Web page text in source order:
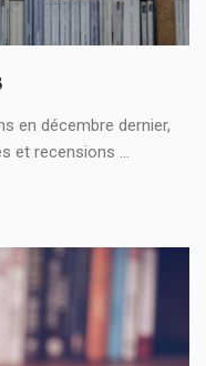
en décembre dernier,
et recensions ...